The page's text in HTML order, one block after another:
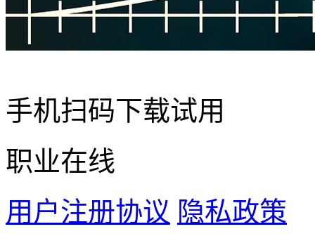
手机扫码下载试用
职业在线
用户注册协议 隐私政策